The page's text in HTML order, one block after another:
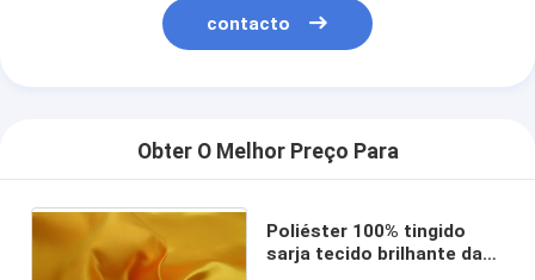
contacto
Obter O Melhor Preço Para
Poliéster 100% tingido
sarja tecido brilhante da